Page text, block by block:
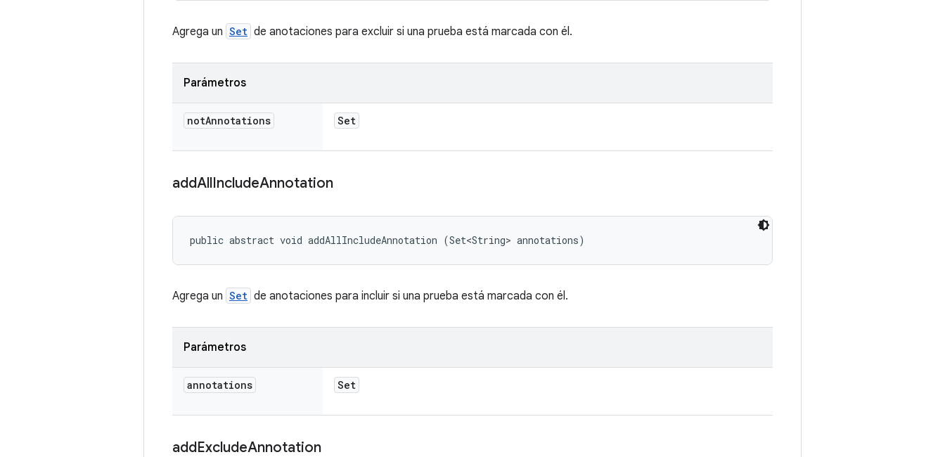
Agrega un Set de anotaciones para excluir si una prueba está marcada con él.
Parámetros
notAnnotations Set
addAllIncludeAnnotation
public abstract void addAllIncludeAnnotation (Set<String> annotations)
Agrega un Set de anotaciones para incluir si una prueba está marcada con él.
Parámetros
annotations Set
addExcludeAnnotation